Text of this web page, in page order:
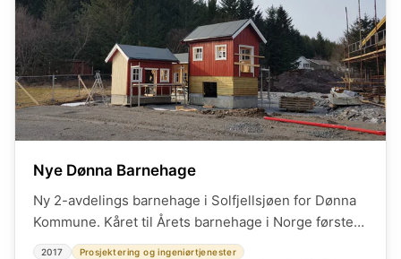
Nye Dønna Barnehage
Ny 2-avdelings barnehage i Solfjellsjøen for Dønna
Kommune. Kåret til Årets barnehage i Norge første
året etter åpning!
2017
Prosjektering og ingeniørtjenester